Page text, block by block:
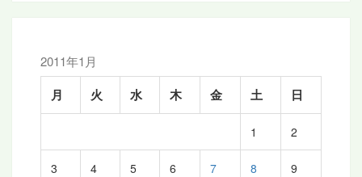
2011年1月
月 火 水 木 金 土 日
1 2
3 4 5 6 7 8 9